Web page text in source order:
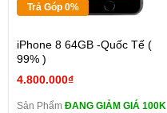
Trả Góp 0%
iPhone 8 64GB -Quốc Tế (
99% )
4.800.000₫
Sản Phẩm ĐANG GIẢM GIÁ 100K